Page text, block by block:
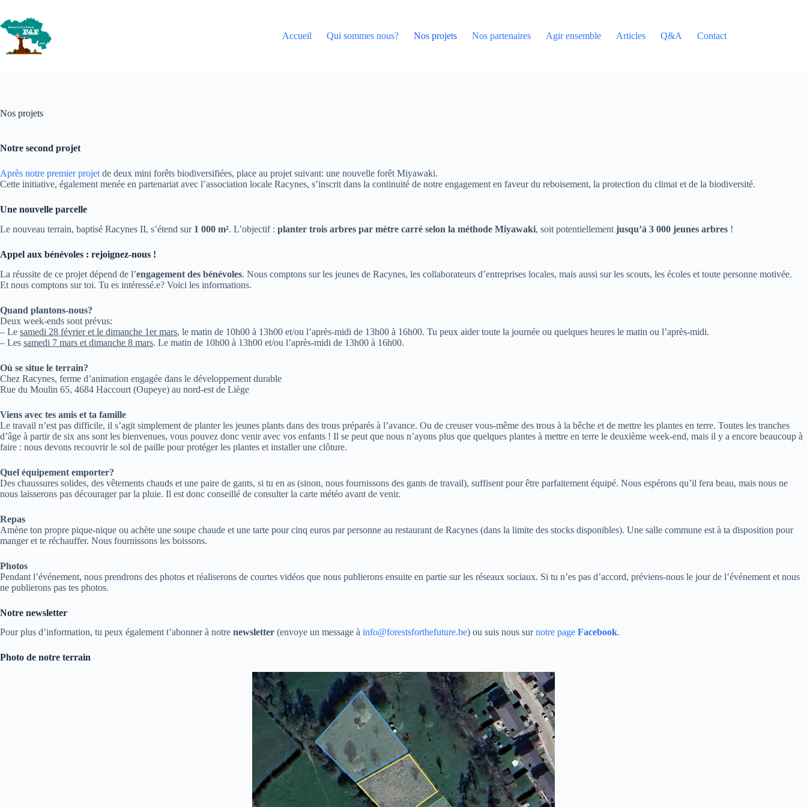
contenu
Accueil
Qui sommes nous? Nos projets Nos partenaires Agir ensemble Articles Q&A Contact
Nos projets
Notre second projet
Après notre premier projet de deux mini forêts biodiversifiées, place au projet suivant: une nouvelle forêt Miyawaki.
Cette initiative, également menée en partenariat avec l’association locale Racynes, s’inscrit dans la continuité de notre engagement en faveur du reboisement, la protection du climat et de la biodiversité.
Une nouvelle parcelle
Le nouveau terrain, baptisé Racynes II, s’étend sur 1 000 m². L’objectif : planter trois arbres par mètre carré selon la méthode Miyawaki, soit potentiellement jusqu’à 3 000 jeunes arbres !
Appel aux bénévoles : rejoignez-nous !
La réussite de ce projet dépend de l’engagement des bénévoles. Nous comptons sur les jeunes de Racynes, les collaborateurs d’entreprises locales, mais aussi sur les scouts, les écoles et toute personne motivée.
Et nous comptons sur toi. Tu es intéressé.e? Voici les informations.
Quand plantons-nous?
Deux week-ends sont prévus:
– Le samedi 28 février et le dimanche 1er mars, le matin de 10h00 à 13h00 et/ou l’après-midi de 13h00 à 16h00. Tu peux aider toute la journée ou quelques heures le matin ou l’après-midi.
– Les samedi 7 mars et dimanche 8 mars. Le matin de 10h00 à 13h00 et/ou l’après-midi de 13h00 à 16h00.
Où se situe le terrain?
Chez Racynes, ferme d’animation engagée dans le développement durable
Rue du Moulin 65, 4684 Haccourt (Oupeye) au nord-est de Liège
Viens avec tes amis et ta famille
Le travail n’est pas difficile, il s’agit simplement de planter les jeunes plants dans des trous préparés à l’avance. Ou de creuser vous-même des trous à la bêche et de mettre les plantes en terre. Toutes les tranches
d’âge à partir de six ans sont les bienvenues, vous pouvez donc venir avec vos enfants ! Il se peut que nous n’ayons plus que quelques plantes à mettre en terre le deuxième week-end, mais il y a encore beaucoup à
faire : nous devons recouvrir le sol de paille pour protéger les plantes et installer une clôture.
Quel équipement emporter?
Des chaussures solides, des vêtements chauds et une paire de gants, si tu en as (sinon, nous fournissons des gants de travail), suffisent pour être parfaitement équipé. Nous espérons qu’il fera beau, mais nous ne
nous laisserons pas décourager par la pluie. Il est donc conseillé de consulter la carte météo avant de venir.
Repas
Amène ton propre pique-nique ou achète une soupe chaude et une tarte pour cinq euros par personne au restaurant de Racynes (dans la limite des stocks disponibles). Une salle commune est à ta disposition pour
manger et te réchauffer. Nous fournissons les boissons.
Photos
Pendant l’événement, nous prendrons des photos et réaliserons de courtes vidéos que nous publierons ensuite en partie sur les réseaux sociaux. Si tu n’es pas d’accord, préviens-nous le jour de l’événement et nous
ne publierons pas tes photos.
Notre newsletter
Pour plus d’information, tu peux également t’abonner à notre newsletter (envoye un message à info@forestsforthefuture.be) ou suis nous surnotre page Facebook.
Photo de notre terrain